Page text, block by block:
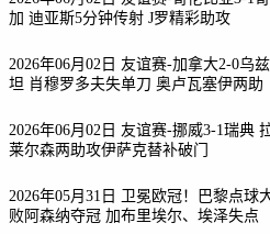
加 迪亚斯5分钟传射 J罗精彩助攻
2026年06月02日 友谊赛-加拿大2-0乌
坦 肖穆罗多夫失单刀 奥卢瓦塞伊两助
2026年06月02日 友谊赛-挪威3-1瑞典
莱尔森两助攻伊萨克替补破门
2026年05月31日 卫冕欧冠！巴黎点球
败阿森纳夺冠 加布里埃尔、埃泽失点